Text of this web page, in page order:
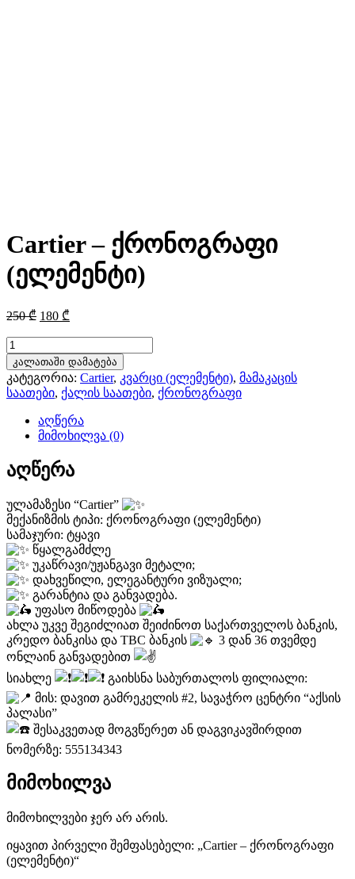
Cartier – ქრონოგრაფი
(ელემენტი)
250₾ Original
was:
250 ₾.
180 ₾
is:
180 ₾.
რაოდენობა:
Cartier
-
ქრონოგრაფი
(ელემენტი)
კალათაში დამატება
კატეგორია: Cartier, კვარცი (ელემენტი), მამაკაცის
საათები, ქალის საათები, ქრონოგრაფი
აღწერა
მიმოხილვა (0)
აღწერა
ულამაზესი “Cartier”
მექანიზმის ტიპი: ქრონოგრაფი (ელემენტი)
სამაჯური: ტყავი
წყალგამძლე
უკაწრავი/უჟანგავი მეტალი;
დახვეწილი, ელეგანტური ვიზუალი;
გარანტია და განვადება.
უფასო მიწოდება
ახლა უკვე შეგიძლიათ შეიძინოთ საქართველოს ბანკის,
კრედო ბანკისა და TBC ბანკის
3 დან 36 თვემდე
ონლაინ განვადებით
სიახლე
გაიხსნა საბურთალოს ფილიალი:
მის: დავით გამრეკელის #2, სავაჭრო ცენტრი “აქსის
პალასი”
შესაკვეთად მოგვწერეთ ან დაგვიკავშირდით
ნომერზე: 555134343
მიმოხილვა
მიმოხილვები ჯერ არ არის.
იყავით პირველი შემფასებელი: „Cartier – ქრონოგრაფი
(ელემენტი)“